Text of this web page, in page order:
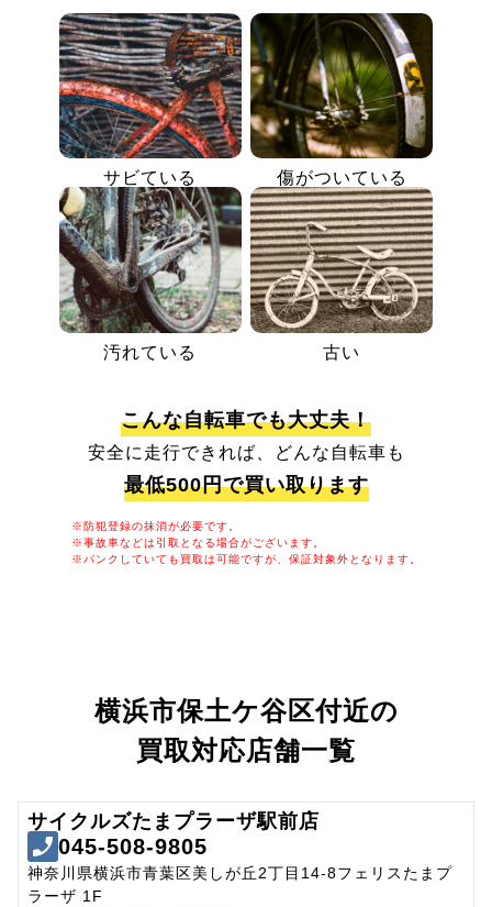
サビている 傷がついている
汚れている 古い
こんな自転車でも大丈夫！
安全に走行できれば、どんな自転車も
最低500円で買い取ります
※防犯登録の抹消が必要です。
※事故車などは引取となる場合がございます。
※パンクしていても買取は可能ですが、保証対象外となります。
横浜市保土ケ谷区付近の
買取対応店舗一覧
サイクルズたまプラーザ駅前店
045-508-9805
神奈川県横浜市青葉区美しが丘2丁目14-8フェリスたまプ
ラーザ 1F